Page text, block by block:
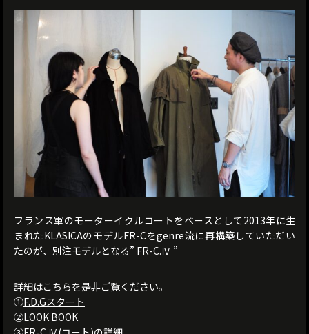
フランス軍のモーターイクルコートをベースとして2013年に生
まれたKLASICAのモデルFR-Cをgenre流に再構築していただい
たのが、別注モデルとなる” FR-C.Ⅳ ”
詳細はこちらを是非ご覧ください。
①F.D.Gスタート
②LOOK BOOK